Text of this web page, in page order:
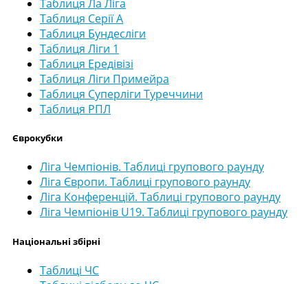
Таблиця Ла Ліга
Таблиця Серії А
Таблиця Бундесліги
Таблиця Ліги 1
Таблиця Ередівізі
Таблиця Ліги Примейра
Таблиця Суперліги Туреччини
Таблиця РПЛ
Єврокубки
Ліга Чемпіонів. Таблиці групового раунду
Ліга Європи. Таблиці групового раунду
Ліга Конференцій. Таблиці групового раунду
Ліга Чемпіонів U19. Таблиці групового раунду
Національні збірні
Таблиці ЧС